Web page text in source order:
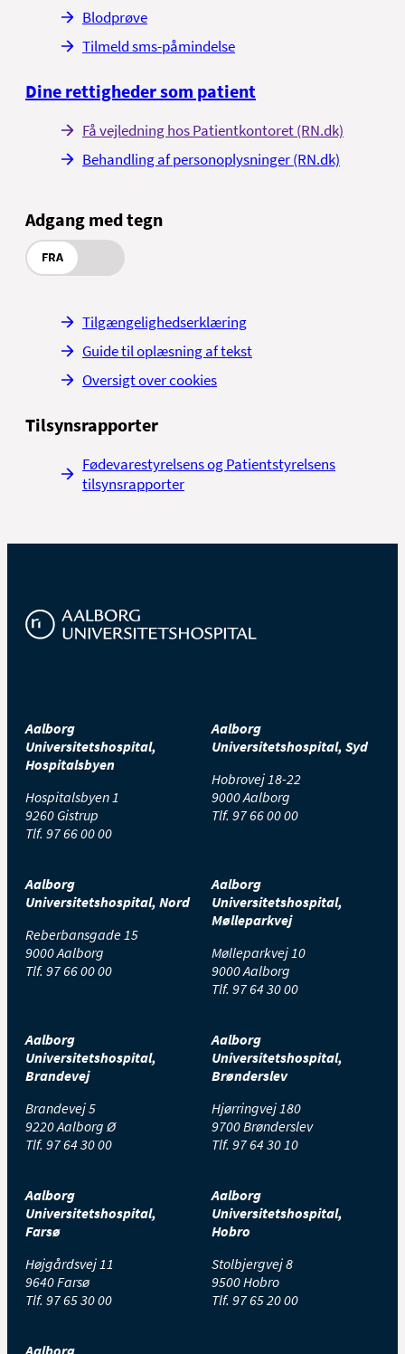
Blodprøve
Tilmeld sms-påmindelse
Dine rettigheder som patient
Få vejledning hos Patientkontoret (RN.dk)
Behandling af personoplysninger (RN.dk)
Adgang med tegn
FRA
Tilgængelighedserklæring
Guide til oplæsning af tekst
Oversigt over cookies
Tilsynsrapporter
Fødevarestyrelsens og Patientstyrelsens
tilsynsrapporter
Aalborg
Universitetshospital,
Hospitalsbyen
Hospitalsbyen 1
9260 Gistrup
Tlf. 97 66 00 00
Aalborg
Universitetshospital, Syd
Hobrovej 18-22
9000 Aalborg
Tlf. 97 66 00 00
Aalborg
Universitetshospital, Nord
Reberbansgade 15
9000 Aalborg
Tlf. 97 66 00 00
Aalborg
Universitetshospital,
Mølleparkvej
Mølleparkvej 10
9000 Aalborg
Tlf. 97 64 30 00
Aalborg
Universitetshospital,
Brandevej
Brandevej 5
9220 Aalborg Ø
Tlf. 97 64 30 00
Aalborg
Universitetshospital,
Brønderslev
Hjørringvej 180
9700 Brønderslev
Tlf. 97 64 30 10
Aalborg
Universitetshospital,
Farsø
Højgårdsvej 11
9640 Farsø
Tlf. 97 65 30 00
Aalborg
Universitetshospital,
Hobro
Stolbjergvej 8
9500 Hobro
Tlf. 97 65 20 00
Aalborg